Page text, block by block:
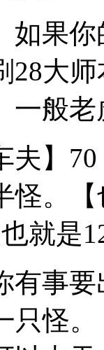
果你
28大
一般
】70
怪。
就是
事要
只怪